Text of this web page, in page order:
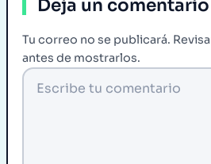
Deja un comentario
Tu correo no se publicará.
antes de mostrarlos.